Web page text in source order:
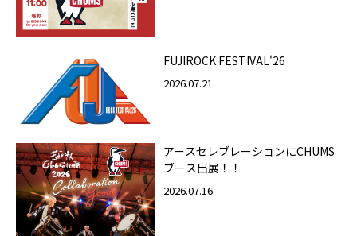
FUJIROCK FESTIVAL'26
2026.07.21
アースセレブレーションにCHUMS
ブース出展！！
2026.07.16